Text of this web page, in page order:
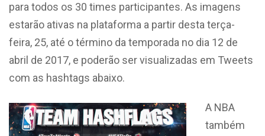
para todos os 30 times participantes. As imagens
estarão ativas na plataforma a partir desta terça-
feira, 25, até o término da temporada no dia 12 de
abril de 2017, e poderão ser visualizadas em Tweets
com as hashtags abaixo.
A NBA
também